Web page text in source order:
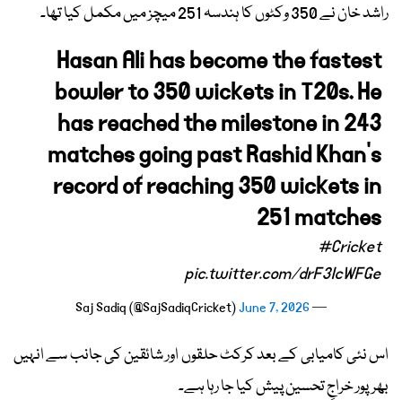
راشد خان نے 350 وکٹوں کا ہندسہ 251 میچز میں مکمل کیا تھا۔
Hasan Ali has become the fastest
bowler to 350 wickets in T20s. He
has reached the milestone in 243
matches going past Rashid Khan's
record of reaching 350 wickets in
251 matches
#Cricket
pic.twitter.com/drF3IcWFGe
— Saj Sadiq (@SajSadiqCricket)
June 7, 2026
اس نئی کامیابی کے بعد کرکٹ حلقوں اور شائقین کی جانب سے انہیں
بھرپور خراجِ تحسین پیش کیا جا رہا ہے۔